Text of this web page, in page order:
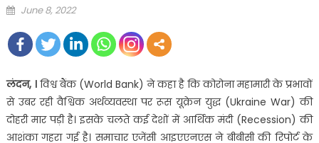
Posted
June 8, 2022
लंदन, । विश्व बैंक (World Bank) ने कहा है कि कोरोना महामारी के प्रभावों
से उबर रही वैश्विक अर्थव्यवस्था पर रूस यूक्रेन युद्ध (Ukraine War) की
दोहरी मार पड़ी है। इसके चलते कई देशों में आर्थिक मंदी (Recession) की
आशंका गहरा गई है। समाचार एजेंसी आइएएनएस ने बीबीसी की रिपोर्ट के